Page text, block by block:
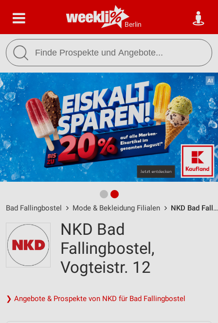
Berlin
Bad Fallingbostel Mode & Bekleidung Filialen NKD Bad Fallingbostel / Vogteistr. 12 - Öffnungszeiten & Adresse
NKD Bad
Fallingbostel,
Vogteistr. 12
❯ Angebote & Prospekte von NKD für Bad Fallingbostel